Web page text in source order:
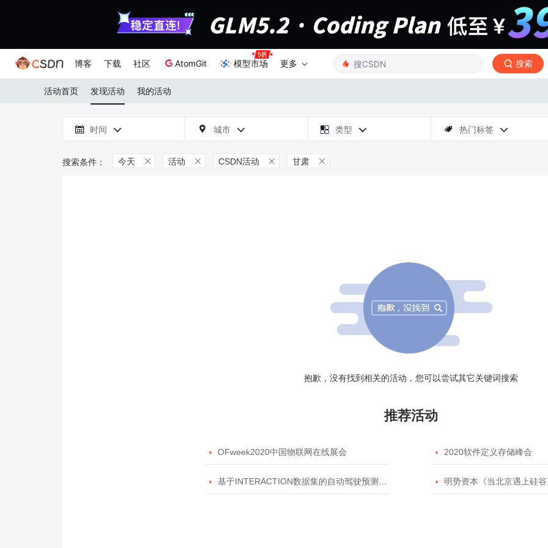
博客 下载 社区 AtomGit 模型市场 更多 搜索
活动首页 发现活动 我的活动
 时间   城市   类型   热门标签 
今天  活动  CSDN活动  甘肃 
抱歉，没有找到相关的活动，您可以尝试其它关键词搜索
推荐活动
 OFweek2020中国物联网在线展会  2020软件定义存储峰会
 基于INTERACTION数据集的自动驾驶预测模型挑战赛  明势资本《当北京遇上硅谷》系列